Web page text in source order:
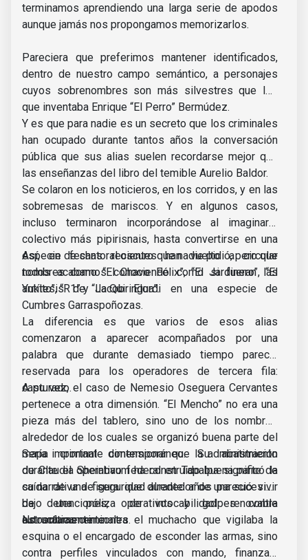
terminamos aprendiendo una larga serie de apodos
aunque jamás nos propongamos memorizarlos.
Pareciera que preferimos mantener identificados,
dentro de nuestro campo semántico, a personajes
cuyos sobrenombres son más silvestres que los
que inventaba Enrique “El Perro” Bermúdez.
Y es que para nadie es un secreto que los criminales
han ocupado durante tantos años la conversación
pública que sus alias suelen recordarse mejor que
las enseñanzas del libro del temible Aurelio Baldor.
Se colaron en los noticieros, en los corridos, y en las
sobremesas de mariscos. Y en algunos casos,
incluso terminaron incorporándose al imaginario
colectivo más pipirisnais, hasta convertirse en una
especie de santoral oscuro que nadie pidió, pero que
todos acabamos conociendo como si fueran las
antítesis de Jacob Elordi en una especie de
Cumbres Garraspoñozas.
Así, en fechas recientes han vuelto a circular
nombres como “El Chavo Félix”, “El Jardinero”, “El
Yukito”, “R1” y “La Quiringua”.
La diferencia es que varios de esos alias
comenzaron a aparecer acompañados por una
palabra que durante demasiado tiempo parecía
reservada para los operadores de tercera fila:
capturado.
A su vez, el caso de Nemesio Oseguera Cervantes
pertenece a otra dimensión. “El Mencho” no era una
pieza más del tablero, sino uno de los nombres
alrededor de los cuales se organizó buena parte del
mapa criminal contemporáneo. Su abatimiento
durante el operativo federal en Tapalpa significó la
caída de una figura que durante años pareció vivir
bajo una póliza de intocabilidad renovable
automáticamente.
Sería importante dimensionar que la administración
de Claudia Sheinbaum ha construido buena parte de
su narrativa de seguridad alrededor de una sucesión
de detenciones, operativos y golpes contra
estructuras criminales.
No solamente contra el muchacho que vigilaba la
esquina o el encargado de esconder las armas, sino
contra perfiles vinculados con mando, finanzas,